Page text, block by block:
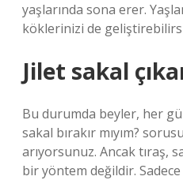
yaşlarında sona erer.
köklerinizi de
Jilet sakal
Bu durumda beyler, her
sakal bırakır mıyım?
arıyorsunuz. Ancak tıraş,
bir yöntem değildir. Sadece